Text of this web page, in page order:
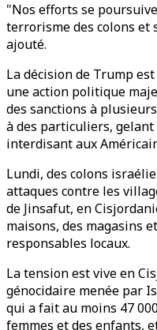
"Nos efforts se
terrorisme des colons
ajouté.
La décision de Trump
une action politique
des sanctions à
à des particuliers,
interdisant aux
Lundi, des colons
attaques contre les
de Jinsafut, en
maisons, des magasins
responsables locaux.
La tension est vive en
génocidaire menée par
qui a fait au moins 47
femmes et des enfants,